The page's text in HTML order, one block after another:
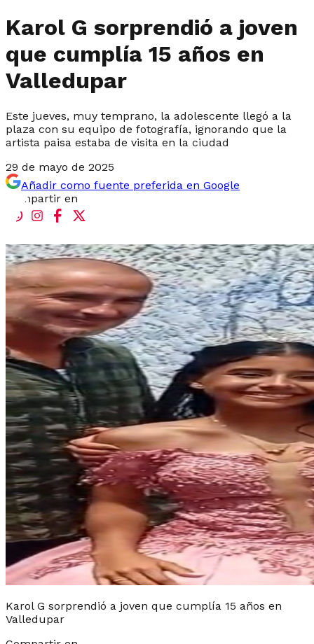
Karol G sorprendió a joven
que cumplía 15 años en
Valledupar
Este jueves, muy temprano, la adolescente llegó a la
plaza con su equipo de fotografía, ignorando que la
artista paisa estaba de visita en la ciudad
29 de mayo de 2025
Añadir como fuente preferida en Google
Compartir en
Karol G sorprendió a joven que cumplía 15 años en
Valledupar